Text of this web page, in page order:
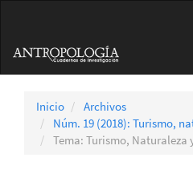
principal
Barra
Inicio
Archivos
Núm. 19 (2018): Turismo,
Tema: Turismo, Naturaleza